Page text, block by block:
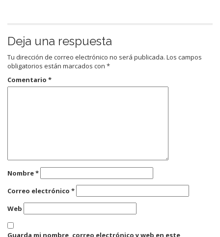
Deja una respuesta
Tu dirección de correo electrónico no será publicada. Los campos
obligatorios están marcados con *
Comentario *
Nombre*
Correo electrónico *
Web
Guarda mi nombre, correo electrónico y web en este